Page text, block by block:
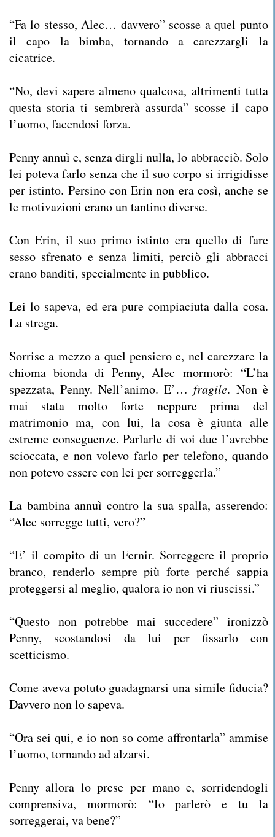
“Fa lo stesso, Alec… davvero” scosse a quel punto
il capo la bimba, tornando a carezzargli la
cicatrice.
“No, devi sapere almeno qualcosa, altrimenti tutta
questa storia ti sembrerà assurda” scosse il capo
l’uomo, facendosi forza.
Penny annuì e, senza dirgli nulla, lo abbracciò. Solo
lei poteva farlo senza che il suo corpo si irrigidisse
per istinto. Persino con Erin non era così, anche se
le motivazioni erano un tantino diverse.
Con Erin, il suo primo istinto era quello di fare
sesso sfrenato e senza limiti, perciò gli abbracci
erano banditi, specialmente in pubblico.
Lei lo sapeva, ed era pure compiaciuta dalla cosa.
La strega.
Sorrise a mezzo a quel pensiero e, nel carezzare la
chioma bionda di Penny, Alec mormorò: “L’ha
spezzata, Penny. Nell’animo. E’…fragile. Non è
mai stata molto forte neppure prima del
matrimonio ma, con lui, la cosa è giunta alle
estreme conseguenze. Parlarle di voi due l’avrebbe
scioccata, e non volevo farlo per telefono, quando
non potevo essere con lei per sorreggerla.”
La bambina annuì contro la sua spalla, asserendo:
“Alec sorregge tutti, vero?”
“E’ il compito di un Fernir. Sorreggere il proprio
branco, renderlo sempre più forte perché sappia
proteggersi al meglio, qualora io non vi riuscissi.”
“Questo non potrebbe mai succedere” ironizzò
Penny, scostandosi da lui per fissarlo con
scetticismo.
Come aveva potuto guadagnarsi una simile fiducia?
Davvero non lo sapeva.
“Ora sei qui, e io non so come affrontarla” ammise
l’uomo, tornando ad alzarsi.
Penny allora lo prese per mano e, sorridendogli
comprensiva, mormorò: “Io parlerò e tu la
sorreggerai, va bene?”